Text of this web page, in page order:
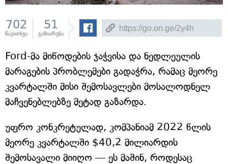
702
წაკითხვა
51
გაზიარება
Ford-მა მიწოდების ჯაჭვისა და ნედლეულის
მარაგების პრობლემები გადაჭრა, რამაც მეორე
კვარტალში მისი შემოსავლები მოსალოდნელ
მაჩვენებლებზე მეტად გაზარდა.
უფრო კონკრეტულად, კომპანიამ 2022 წლის
მეორე კვარტალში $40,2 მილიარდის
შემოსავალი მიიღო — ეს მაშინ, როდესაც